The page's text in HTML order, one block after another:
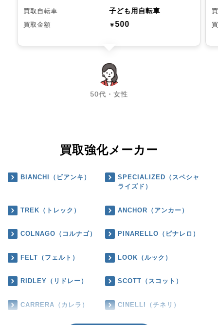
買取自転車 子ども用自転車
買取金額 ￥500
50代・女性
chevron_left chevron_right
買取強化メーカー
BIANCHI（ビアンキ）
SPECIALIZED（スペシャ
ライズド）
TREK（トレック） ANCHOR（アンカー）
COLNAGO（コルナゴ） PINARELLO（ピナレロ）
FELT（フェルト） LOOK（ルック）
RIDLEY（リドレー） SCOTT（スコット）
CARRERA（カレラ） CINELLI（チネリ）